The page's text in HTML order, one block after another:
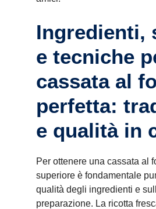
Ingredienti,
e tecniche
cassata al
perfetta:
e qualità in
Per ottenere una cassata al
superiore è fondamentale
qualità degli ingredienti e
preparazione. La ricotta